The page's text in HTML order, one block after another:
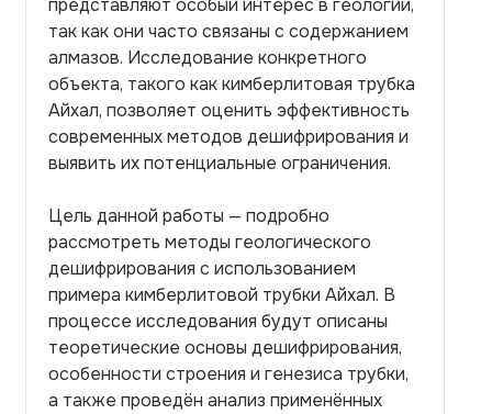
представляют особый интерес в геологии,
так как они часто связаны с содержанием
алмазов. Исследование конкретного
объекта, такого как кимберлитовая трубка
Айхал, позволяет оценить эффективность
современных методов дешифрирования и
выявить их потенциальные ограничения.
Цель данной работы — подробно
рассмотреть методы геологического
дешифрирования с использованием
примера кимберлитовой трубки Айхал. В
процессе исследования будут описаны
теоретические основы дешифрирования,
особенности строения и генезиса трубки,
а также проведён анализ применённых